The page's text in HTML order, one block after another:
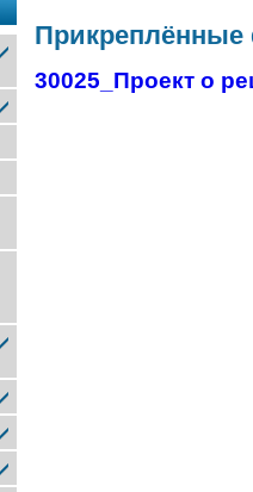
30025_Проект о